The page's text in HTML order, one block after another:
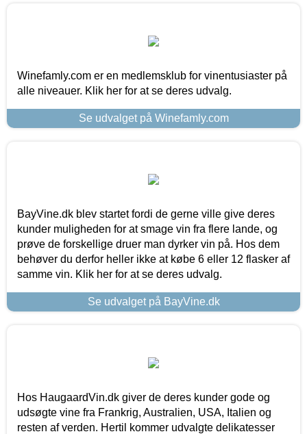
Winefamly.com er en medlemsklub for vinentusiaster på
alle niveauer. Klik her for at se deres udvalg.
Se udvalget på Winefamly.com
BayVine.dk blev startet fordi de gerne ville give deres
kunder muligheden for at smage vin fra flere lande, og
prøve de forskellige druer man dyrker vin på. Hos dem
behøver du derfor heller ikke at købe 6 eller 12 flasker af
samme vin. Klik her for at se deres udvalg.
Se udvalget på BayVine.dk
Hos HaugaardVin.dk giver de deres kunder gode og
udsøgte vine fra Frankrig, Australien, USA, Italien og
resten af verden. Hertil kommer udvalgte delikatesser